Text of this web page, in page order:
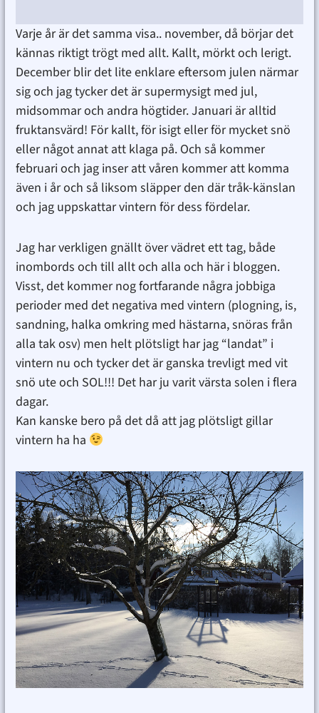
Varje år är det samma visa.. november, då börjar det
kännas riktigt trögt med allt. Kallt, mörkt och lerigt.
December blir det lite enklare eftersom julen närmar
sig och jag tycker det är supermysigt med jul,
midsommar och andra högtider. Januari är alltid
fruktansvärd! För kallt, för isigt eller för mycket snö
eller något annat att klaga på. Och så kommer
februari och jag inser att våren kommer att komma
även i år och så liksom släpper den där tråk-känslan
och jag uppskattar vintern för dess fördelar.
Jag har verkligen gnällt över vädret ett tag, både
inombords och till allt och alla och här i bloggen.
Visst, det kommer nog fortfarande några jobbiga
perioder med det negativa med vintern (plogning, is,
sandning, halka omkring med hästarna, snöras från
alla tak osv) men helt plötsligt har jag “landat” i
vintern nu och tycker det är ganska trevligt med vit
snö ute och SOL!!! Det har ju varit värsta solen i flera
dagar.
Kan kanske bero på det då att jag plötsligt gillar
vintern ha ha